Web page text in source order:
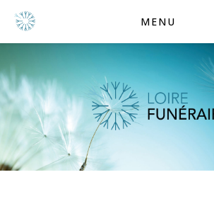
MENU